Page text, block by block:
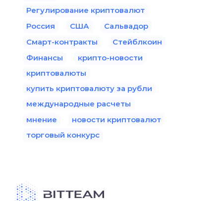
Регулирование криптовалют
Россия
США
Сальвадор
Смарт-контракты
Стейблкоин
Финансы
крипто-новости
криптовалюты
купить криптовалюту за рубли
международные расчеты
мнение
новости криптовалют
торговый конкурс